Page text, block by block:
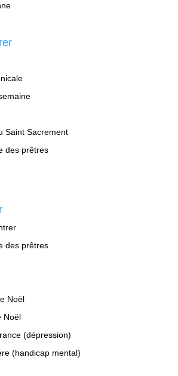
Saint Sacrement
des prêtres
des prêtres
Noël
Noël
(dépression)
(handicap mental)